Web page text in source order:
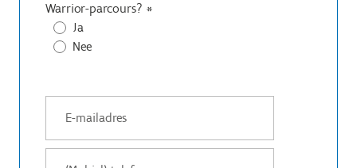
Warrior-parcours? *
Ja
Nee